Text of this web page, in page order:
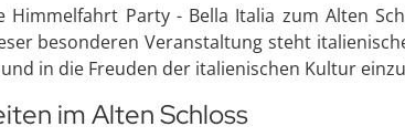
Himmelfahrt Party - Bella Italia zum Alten
besonderen Veranstaltung steht
in die Freuden der italienischen Kultur
im Alten Schloss